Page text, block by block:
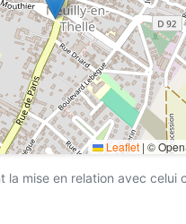
Leaflet | ©
mise en relation avec celui